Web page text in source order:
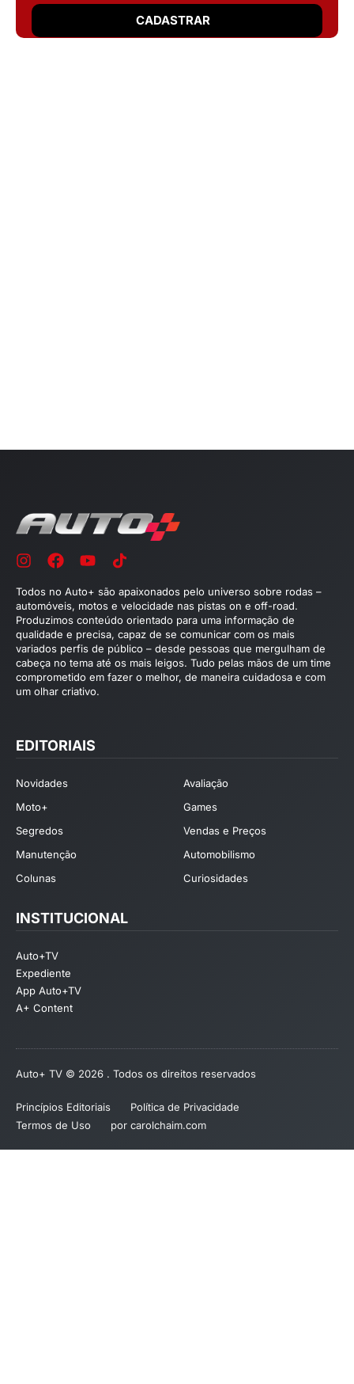
Todos no Auto+ são apaixonados pelo universo sobre rodas –
automóveis, motos e velocidade nas pistas on e off-road.
Produzimos conteúdo orientado para uma informação de
qualidade e precisa, capaz de se comunicar com os mais
variados perfis de público – desde pessoas que mergulham de
cabeça no tema até os mais leigos. Tudo pelas mãos de um time
comprometido em fazer o melhor, de maneira cuidadosa e com
um olhar criativo.
EDITORIAIS
Novidades
Avaliação
Moto+
Games
Segredos
Vendas e Preços
Manutenção
Automobilismo
Colunas
Curiosidades
INSTITUCIONAL
Auto+TV
Expediente
App Auto+TV
A+ Content
Auto+ TV © 2026 . Todos os direitos reservados
Princípios Editoriais
Política de Privacidade
Termos de Uso
por carolchaim.com